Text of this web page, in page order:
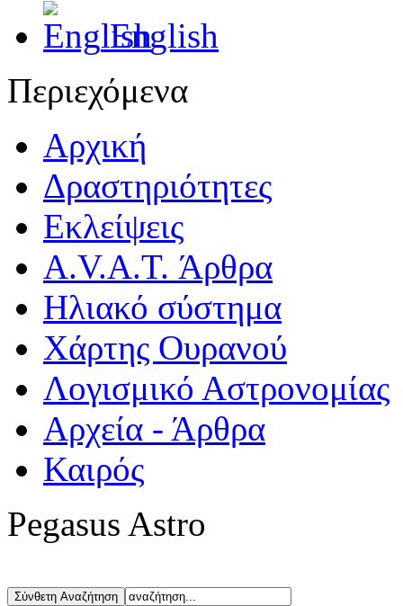
English
Περιεχόμενα
Αρχική
Δραστηριότητες
Εκλείψεις
A.V.A.T. Άρθρα
Ηλιακό σύστημα
Χάρτης Ουρανού
Λογισμικό Αστρoνομίας
Αρχεία - Άρθρα
Καιρός
Pegasus Astro